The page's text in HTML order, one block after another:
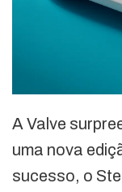
A Valve
uma nova
sucesso, o